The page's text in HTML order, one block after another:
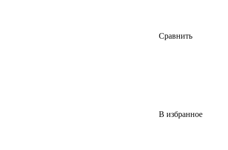
Сравнить
В избранное